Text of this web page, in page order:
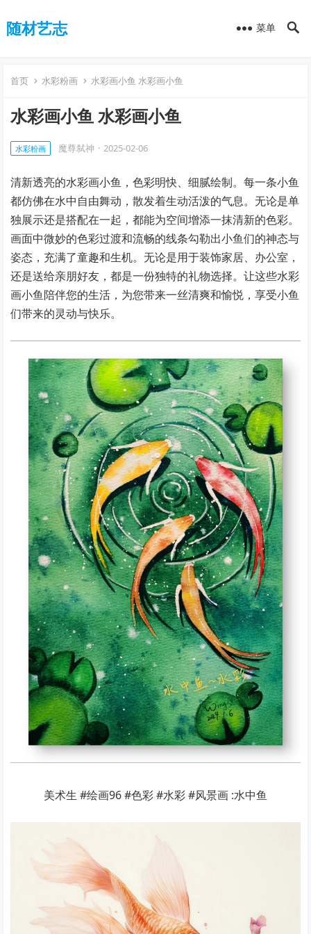
随材艺志 菜单
首页 水彩粉画 水彩画小鱼 水彩画小鱼
水彩画小鱼 水彩画小鱼
水彩粉画 魔尊弑神 · 2025-02-06
清新透亮的水彩画小鱼，色彩明快、细腻绘制。每一条小鱼
都仿佛在水中自由舞动，散发着生动活泼的气息。无论是单
独展示还是搭配在一起，都能为空间增添一抹清新的色彩。
画面中微妙的色彩过渡和流畅的线条勾勒出小鱼们的神态与
姿态，充满了童趣和生机。无论是用于装饰家居、办公室，
还是送给亲朋好友，都是一份独特的礼物选择。让这些水彩
画小鱼陪伴您的生活，为您带来一丝清爽和愉悦，享受小鱼
们带来的灵动与快乐。
美术生 #绘画96 #色彩 #水彩 #风景画 :水中鱼